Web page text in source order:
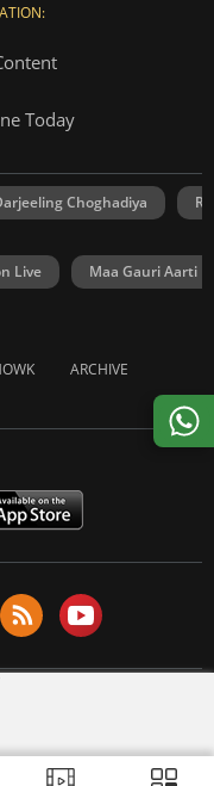
Today
Choghadiya
Live Maa Gauri Aarti
ARCHIVE